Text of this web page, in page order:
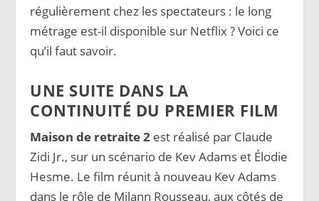
régulièrement chez les spectateurs : le long
métrage est-il disponible sur Netflix ? Voici ce
qu’il faut savoir.
UNE SUITE DANS LA
CONTINUITÉ DU PREMIER FILM
Maison de retraite 2 est réalisé par Claude
Zidi Jr., sur un scénario de Kev Adams et Élodie
Hesme. Le film réunit à nouveau Kev Adams
dans le rôle de Milann Rousseau, aux côtés de